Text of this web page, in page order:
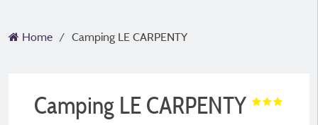
Home Camping LE CARPENTY
Camping LE CARPENTY